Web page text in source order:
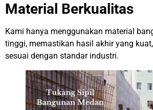
Material Berkualitas
Kami hanya menggunakan material
tinggi, memastikan hasil akhir yang
sesuai dengan standar industri.